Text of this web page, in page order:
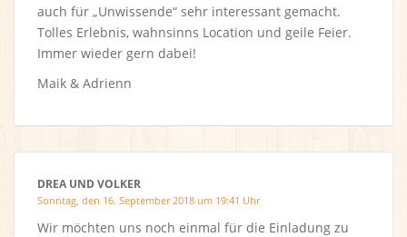
auch für „Unwissende“ sehr interessant gemacht.
Tolles Erlebnis, wahnsinns Location und geile Feier.
Immer wieder gern dabei!
Maik & Adrienn
DREA UND VOLKER
Sonntag, den 16. September 2018 um 19:41 Uhr
Wir möchten uns noch einmal für die Einladung zu